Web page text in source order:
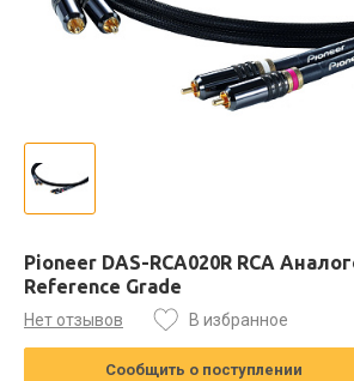
Pioneer DAS-RCA020R RCA
Reference Grade
Нет отзывов В избранное
Сообщить о поступлении